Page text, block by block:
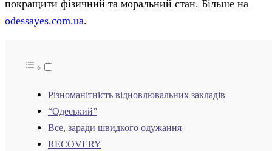
покращити фізичний та моральний стан. Більше на
odessayes.com.ua.
Різноманітність відновлювальних закладів
“Одеський”
Все, заради швидкого одужання
RECOVERY